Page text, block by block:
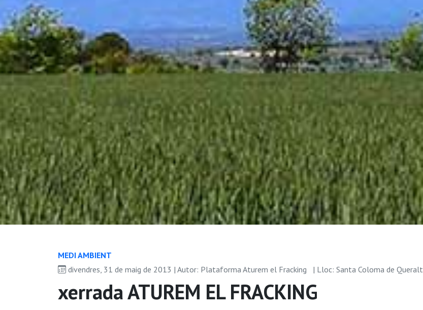
MEDI AMBIENT
divendres, 31 de maig de 2013 | Autor: Plataforma Aturem el Fracking
| Lloc: Santa Coloma de Queralt
xerrada ATUREM EL FRACKING